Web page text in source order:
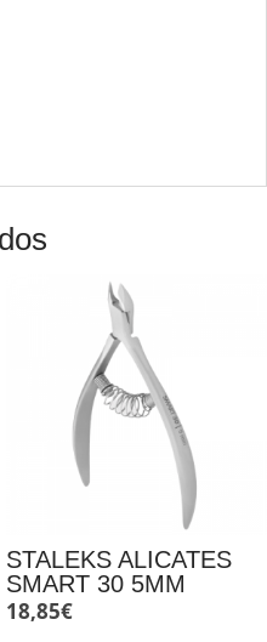
STALEKS ALICATES
SMART 30 5MM
18,85€